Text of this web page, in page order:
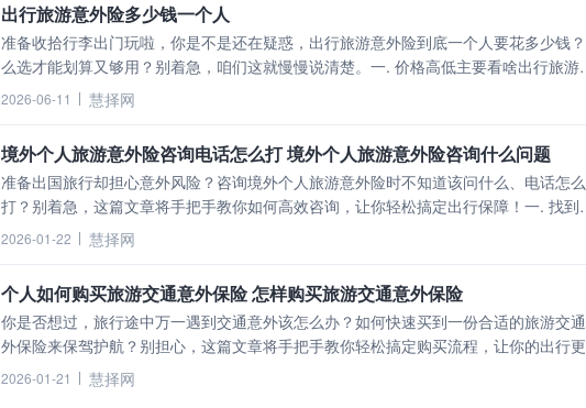
出行旅游意外险多少钱一个人
准备收拾行李出门玩啦，你是不是还在疑惑，出行旅游意外险到底一个人要花多少钱
么选才能划算又够用？别着急，咱们这就慢慢说清楚。一. 价格高低主要看啥出行旅游
外险的价格，首先和出行时长挂钩。你周末去周
2026-06-11 慧择网
境外个人旅游意外险咨询电话怎么打 境外个人旅游意外险咨询什么问题
准备出国旅行却担心意外风险？咨询境外个人旅游意外险时不知道该问什么、电话怎么
打？别着急，这篇文章将手把手教你如何高效咨询，让你轻松搞定出行保障！一. 找到
确的咨询电话首先，你需要找到保险公司官方客服
2026-01-22 慧择网
个人如何购买旅游交通意外保险 怎样购买旅游交通意外保险
你是否想过，旅行途中万一遇到交通意外该怎么办？如何快速买到一份合适的旅游交
外保险来保驾护航？别担心，这篇文章将手把手教你轻松搞定购买流程，让你的出行
心！一. 了解自己的需求想买旅游交通意外保险
2026-01-21 慧择网